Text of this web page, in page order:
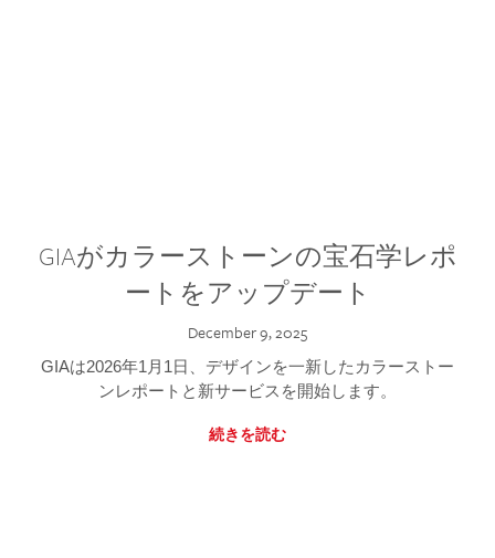
GIAがカラーストーンの宝石学レポ
ートをアップデート
December 9, 2025
GIAは2026年1月1日、デザインを一新したカラーストー
ンレポートと新サービスを開始します。
続きを読む